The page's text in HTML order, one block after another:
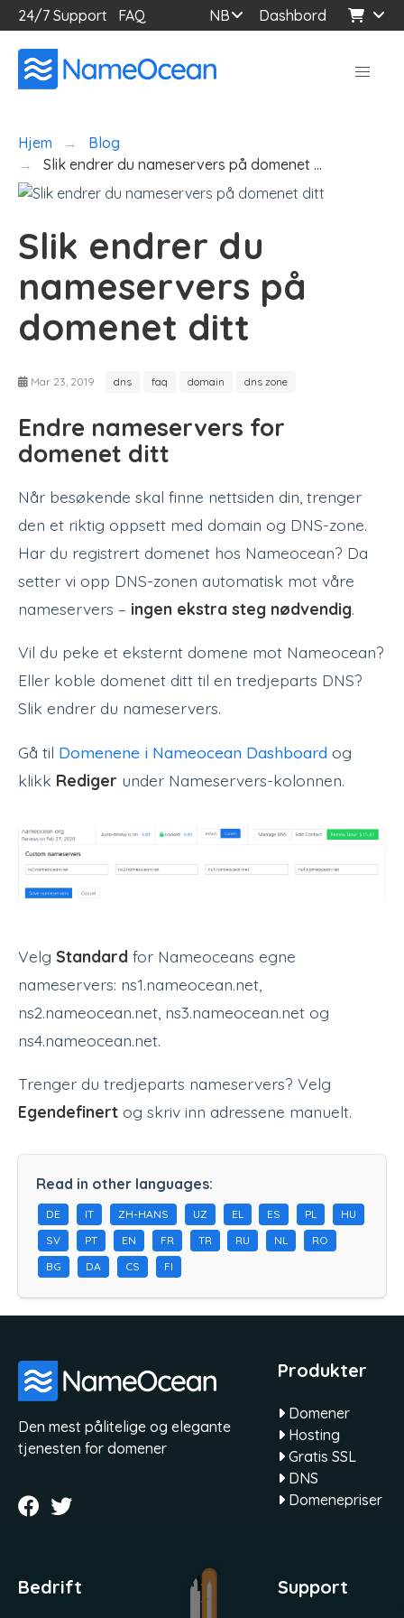
24/7 Support FAQ NB Dashbord
Hjem
Blog
Slik endrer du nameservers på domenet …
Slik endrer du
nameservers på
domenet ditt
Mar 23, 2019 dns faq domain dns zone
Endre nameservers for
domenet ditt
Når besøkende skal finne nettsiden din, trenger
den et riktig oppsett med domain og DNS-zone.
Har du registrert domenet hos Nameocean? Da
setter vi opp DNS-zonen automatisk mot våre
nameservers – ingen ekstra steg nødvendig.
Vil du peke et eksternt domene mot Nameocean?
Eller koble domenet ditt til en tredjeparts DNS?
Slik endrer du nameservers.
Gå til Domenene i Nameocean Dashboard og
klikk Rediger under Nameservers-kolonnen.
Velg Standard for Nameoceans egne
nameservers: ns1.nameocean.net,
ns2.nameocean.net, ns3.nameocean.net og
ns4.nameocean.net.
Trenger du tredjeparts nameservers? Velg
Egendefinert og skriv inn adressene manuelt.
Read in other languages:
DE IT ZH-HANS UZ EL ES PL
HU
SV
PT EN FR TR RU NL
RO
BG
DA CS FI
Den mest pålitelige og elegante
tjenesten for domener
Produkter
Domener
Hosting
Gratis SSL
DNS
Domenepriser
Bedrift Support